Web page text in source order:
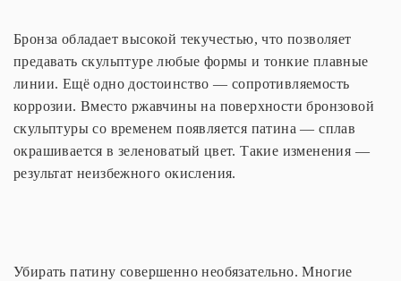
Бронза обладает высокой текучестью, что позволяет
предавать скульптуре любые формы и тонкие плавные
линии. Ещё одно достоинство — сопротивляемость
коррозии. Вместо ржавчины на поверхности бронзовой
скульптуры со временем появляется патина — сплав
окрашивается в зеленоватый цвет. Такие изменения —
результат неизбежного окисления.
Убирать патину совершенно необязательно. Многие